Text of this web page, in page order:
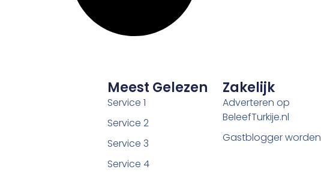
Meest Gelezen
Service 1
Service 2
Service 3
Service 4
Zakelijk
Adverteren op
BeleefTurkije.nl
Gastblogger worden